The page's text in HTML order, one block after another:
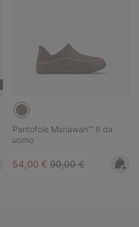
Pantofole Manawan™ II da
uomo
Sale price:
54,00 € Regular price:
90,00 €